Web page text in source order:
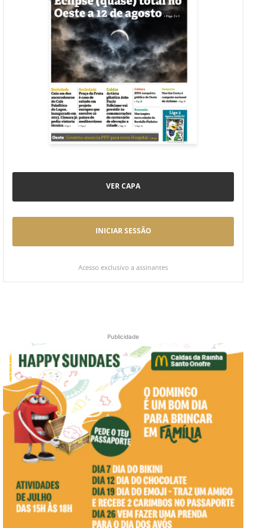
VER CAPA
INICIAR SESSÃO
Acesso exclusivo a assinantes
Publicidade